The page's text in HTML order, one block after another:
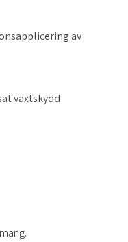
av
växtskydd